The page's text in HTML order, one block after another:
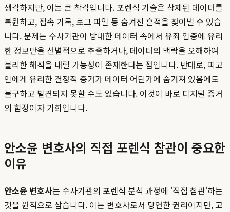
생각하지만, 이는 큰 착각입니다. 포렌식 기술은 삭제된 데이터를
복원하고, 접속 기록, 로그 파일 등 숨겨진 흔적을 찾아낼 수 있습
니다. 문제는 수사기관이 방대한 데이터 속에서 유죄 입증에 유리
한 정보만을 선별적으로 추출하거나, 데이터의 맥락을 오해하여
불리한 해석을 내릴 가능성이 존재한다는 점입니다. 반대로, 피고
인에게 유리한 결정적 증거가 데이터 어딘가에 숨겨져 있음에도
불구하고 발견되지 못할 수도 있습니다. 이것이 바로 디지털 증거
의 함정이자 기회입니다.
안소윤 변호사의 직접 포렌식 참관이 중요한
이유
안소윤 변호사는 수사기관의 포렌식 분석 과정에 '직접 참관'하는
것을 원칙으로 삼습니다. 이는 변호사로서 당연한 권리이지만, 고